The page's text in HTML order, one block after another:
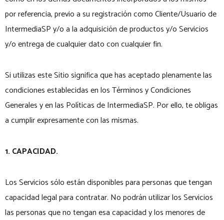
por referencia, previo a su registración como Cliente/Usuario de
IntermediaSP y/o a la adquisición de productos y/o Servicios
y/o entrega de cualquier dato con cualquier fin.
Si utilizas este Sitio significa que has aceptado plenamente las
condiciones establecidas en los Términos y Condiciones
Generales y en las Políticas de IntermediaSP. Por ello, te obligas
a cumplir expresamente con las mismas.
1. CAPACIDAD.
Los Servicios sólo están disponibles para personas que tengan
capacidad legal para contratar. No podrán utilizar los Servicios
las personas que no tengan esa capacidad y los menores de